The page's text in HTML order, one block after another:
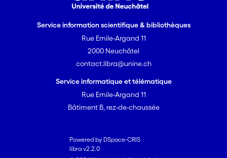
Service information scientifique & bibliothèques
Rue Emile-Argand 11
2000 Neuchâtel
contact.libra@unine.ch
Service informatique et télématique
Rue Emile-Argand 11
Bâtiment B, rez-de-chaussée
Powered by DSpace-CRIS
libra v2.2.0